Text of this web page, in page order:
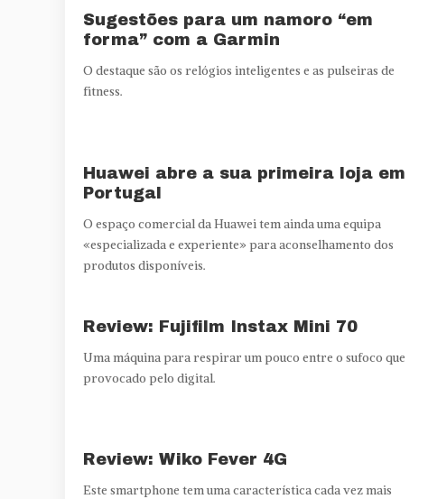
Sugestões para um namoro “em
forma” com a Garmin
O destaque são os relógios inteligentes e as pulseiras de
fitness.
Huawei abre a sua primeira loja em
Portugal
O espaço comercial da Huawei tem ainda uma equipa
«especializada e experiente» para aconselhamento dos
produtos disponíveis.
Review: Fujifilm Instax Mini 70
Uma máquina para respirar um pouco entre o sufoco que
provocado pelo digital.
Review: Wiko Fever 4G
Este smartphone tem uma característica cada vez mais